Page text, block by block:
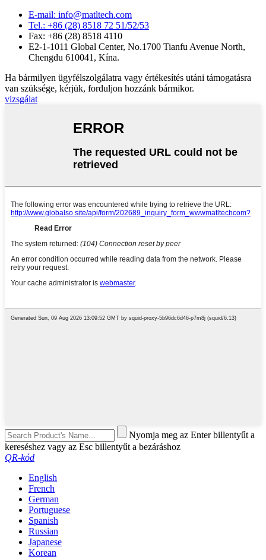
E-mail: info@matltech.com
Tel.: +86 (28) 8518 72 51/52/53
Fax: +86 (28) 8518 4110
E2-1-1011 Global Center, No.1700 Tianfu Avenue North,
Chengdu 610041, Kína.
Ha bármilyen ügyfélszolgálatra vagy értékesítés utáni támogatásra
van szüksége, kérjük, forduljon hozzánk bármikor.
vizsgálat
Nyomja meg az Enter billentyűt a
kereséshez vagy az Esc billentyűt a bezáráshoz
QR-kód
English
French
German
Portuguese
Spanish
Russian
Japanese
Korean